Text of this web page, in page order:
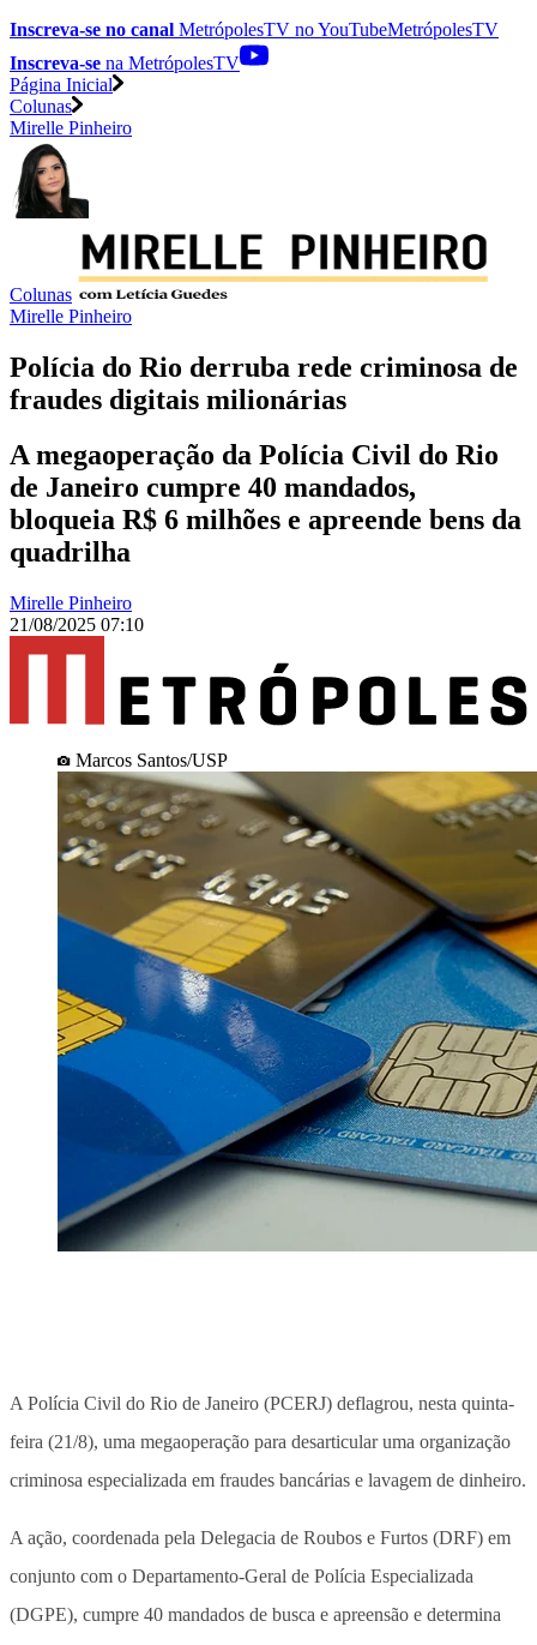
Inscreva-se no canal MetrópolesTV noYouTubeMetrópolesTV
Inscreva-se na MetrópolesTV
Página Inicial
Colunas
Mirelle Pinheiro
Colunas
Mirelle Pinheiro
Polícia do Rio derruba rede criminosa de
fraudes digitais milionárias
A megaoperação da Polícia Civil do Rio
de Janeiro cumpre 40 mandados,
bloqueia R$ 6 milhões e apreende bens da
quadrilha
Mirelle Pinheiro
21/08/2025 07:10
Marcos Santos/USP
A Polícia Civil do Rio de Janeiro (PCERJ) deflagrou, nesta quinta-
feira (21/8), uma megaoperação para desarticular uma organização
criminosa especializada em fraudes bancárias e lavagem de dinheiro.
A ação, coordenada pela Delegacia de Roubos e Furtos (DRF) em
conjunto com o Departamento-Geral de Polícia Especializada
(DGPE), cumpre 40 mandados de busca e apreensão e determina